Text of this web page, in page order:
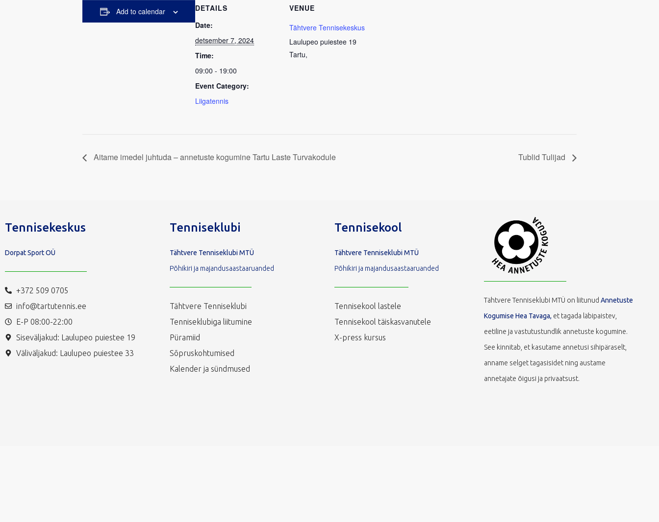
Add to calendar
DETAILS
Date:
detsember 7, 2024
Time:
09:00 - 19:00
Event Category:
Liigatennis
VENUE
Tähtvere Tennisekeskus
Laulupeo puiestee 19
Tartu,
Aitame imedel juhtuda – annetuste kogumine Tartu Laste Turvakodule Tublid Tulijad
Tennisekeskus
Dorpat Sport OÜ
+372 509 0705
info@tartutennis.ee
E-P 08:00-22:00
Siseväljakud: Laulupeo puiestee 19
Väliväljakud: Laulupeo puiestee 33
Tenniseklubi
Tähtvere Tenniseklubi MTÜ
Põhikiri ja majandusaastaaruanded
Tähtvere Tenniseklubi
Tenniseklubiga liitumine
Püramiid
Sõpruskohtumised
Kalender ja sündmused
Tennisekool
Tähtvere Tenniseklubi MTÜ
Põhikiri ja majandusaastaaruanded
Tennisekool lastele
Tennisekool täiskasvanutele
X-press kursus
Tähtvere Tenniseklubi MTÜ on liitunudAnnetuste
Kogumise Hea Tavaga, et tagada läbipaistev,
eetiline ja vastutustundlik annetuste kogumine.
See kinnitab, et kasutame annetusi sihipäraselt,
anname selget tagasisidet ning austame
annetajate õigusi ja privaatsust.